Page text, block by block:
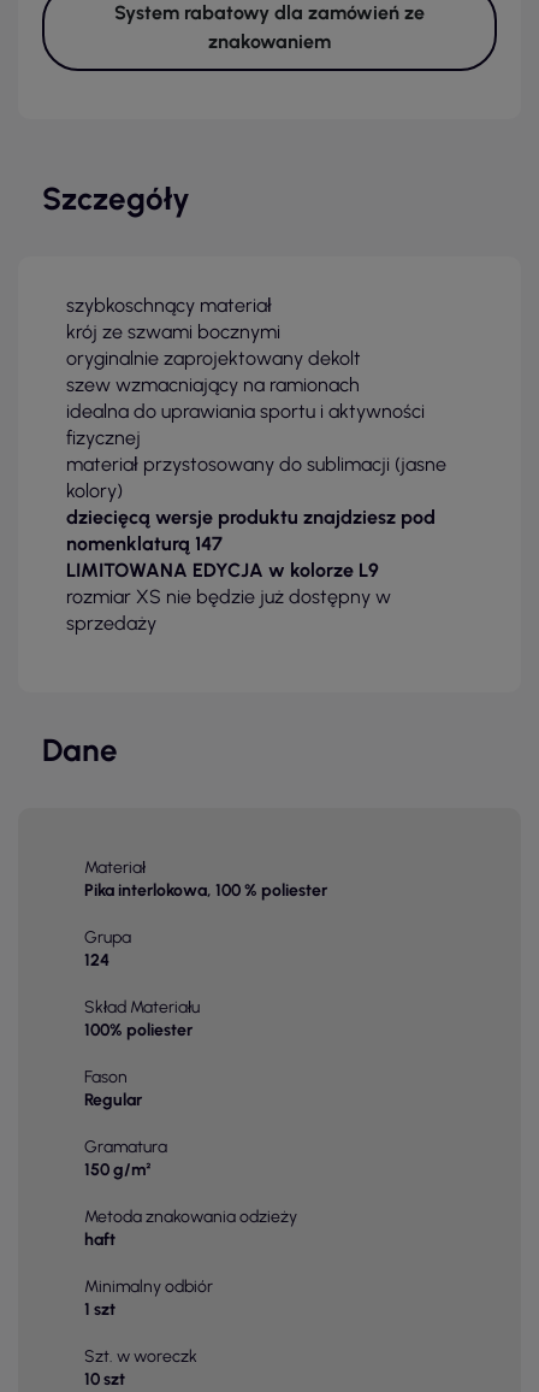
System rabatowy dla zamówień ze
znakowaniem
Szczegóły
szybkoschnący materiał
krój ze szwami bocznymi
oryginalnie zaprojektowany dekolt
szew wzmacniający na ramionach
idealna do uprawiania sportu i aktywności
fizycznej
materiał przystosowany do sublimacji (jasne
kolory)
dziecięcą wersje produktu znajdziesz pod
nomenklaturą 147
LIMITOWANA EDYCJA w kolorze L9
rozmiar XS nie będzie już dostępny w
sprzedaży
Dane
Materiał
Pika interlokowa, 100 % poliester
Grupa
124
Skład Materiału
100% poliester
Fason
Regular
Gramatura
150 g/m²
Metoda znakowania odzieży
haft
Minimalny odbiór
1 szt
Szt. w woreczk
10 szt